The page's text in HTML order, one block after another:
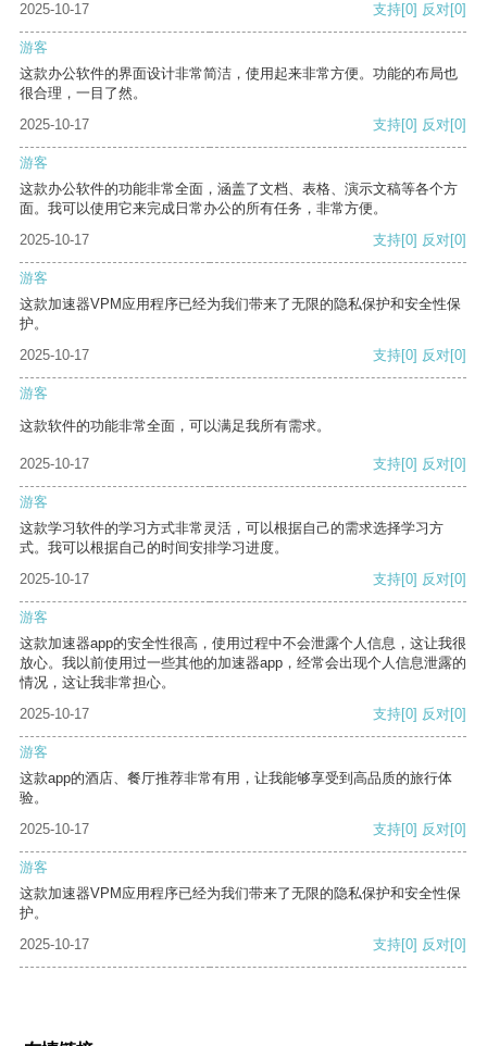
2025-10-17 支持[0] 反对[0]
游客
这款办公软件的界面设计非常简洁，使用起来非常方便。功能的布局也
很合理，一目了然。
2025-10-17
支持[0] 反对[0]
游客
这款办公软件的功能非常全面，涵盖了文档、表格、演示文稿等各个方
面。我可以使用它来完成日常办公的所有任务，非常方便。
2025-10-17
支持[0] 反对[0]
游客
这款加速器VPM应用程序已经为我们带来了无限的隐私保护和安全性保
护。
2025-10-17
支持[0] 反对[0]
游客
这款软件的功能非常全面，可以满足我所有需求。
2025-10-17 支持[0] 反对[0]
游客
这款学习软件的学习方式非常灵活，可以根据自己的需求选择学习方
式。我可以根据自己的时间安排学习进度。
2025-10-17
支持[0] 反对[0]
游客
这款加速器app的安全性很高，使用过程中不会泄露个人信息，这让我很
放心。我以前使用过一些其他的加速器app，经常会出现个人信息泄露的
情况，这让我非常担心。
2025-10-17
支持[0] 反对[0]
游客
这款app的酒店、餐厅推荐非常有用，让我能够享受到高品质的旅行体
验。
2025-10-17
支持[0] 反对[0]
游客
这款加速器VPM应用程序已经为我们带来了无限的隐私保护和安全性保
护。
2025-10-17
支持[0] 反对[0]